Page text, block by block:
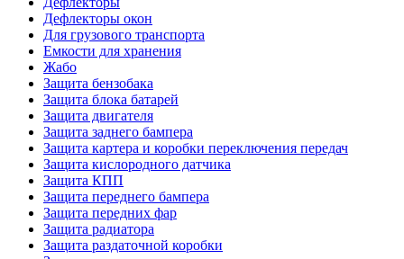
Дефлекторы окон
Для грузового транспорта
Емкости для хранения
Жабо
Защита бензобака
Защита блока батарей
Защита двигателя
Защита заднего бампера
Защита картера и коробки переключения передач
Защита кислородного датчика
Защита КПП
Защита переднего бампера
Защита передних фар
Защита радиатора
Защита раздаточной коробки